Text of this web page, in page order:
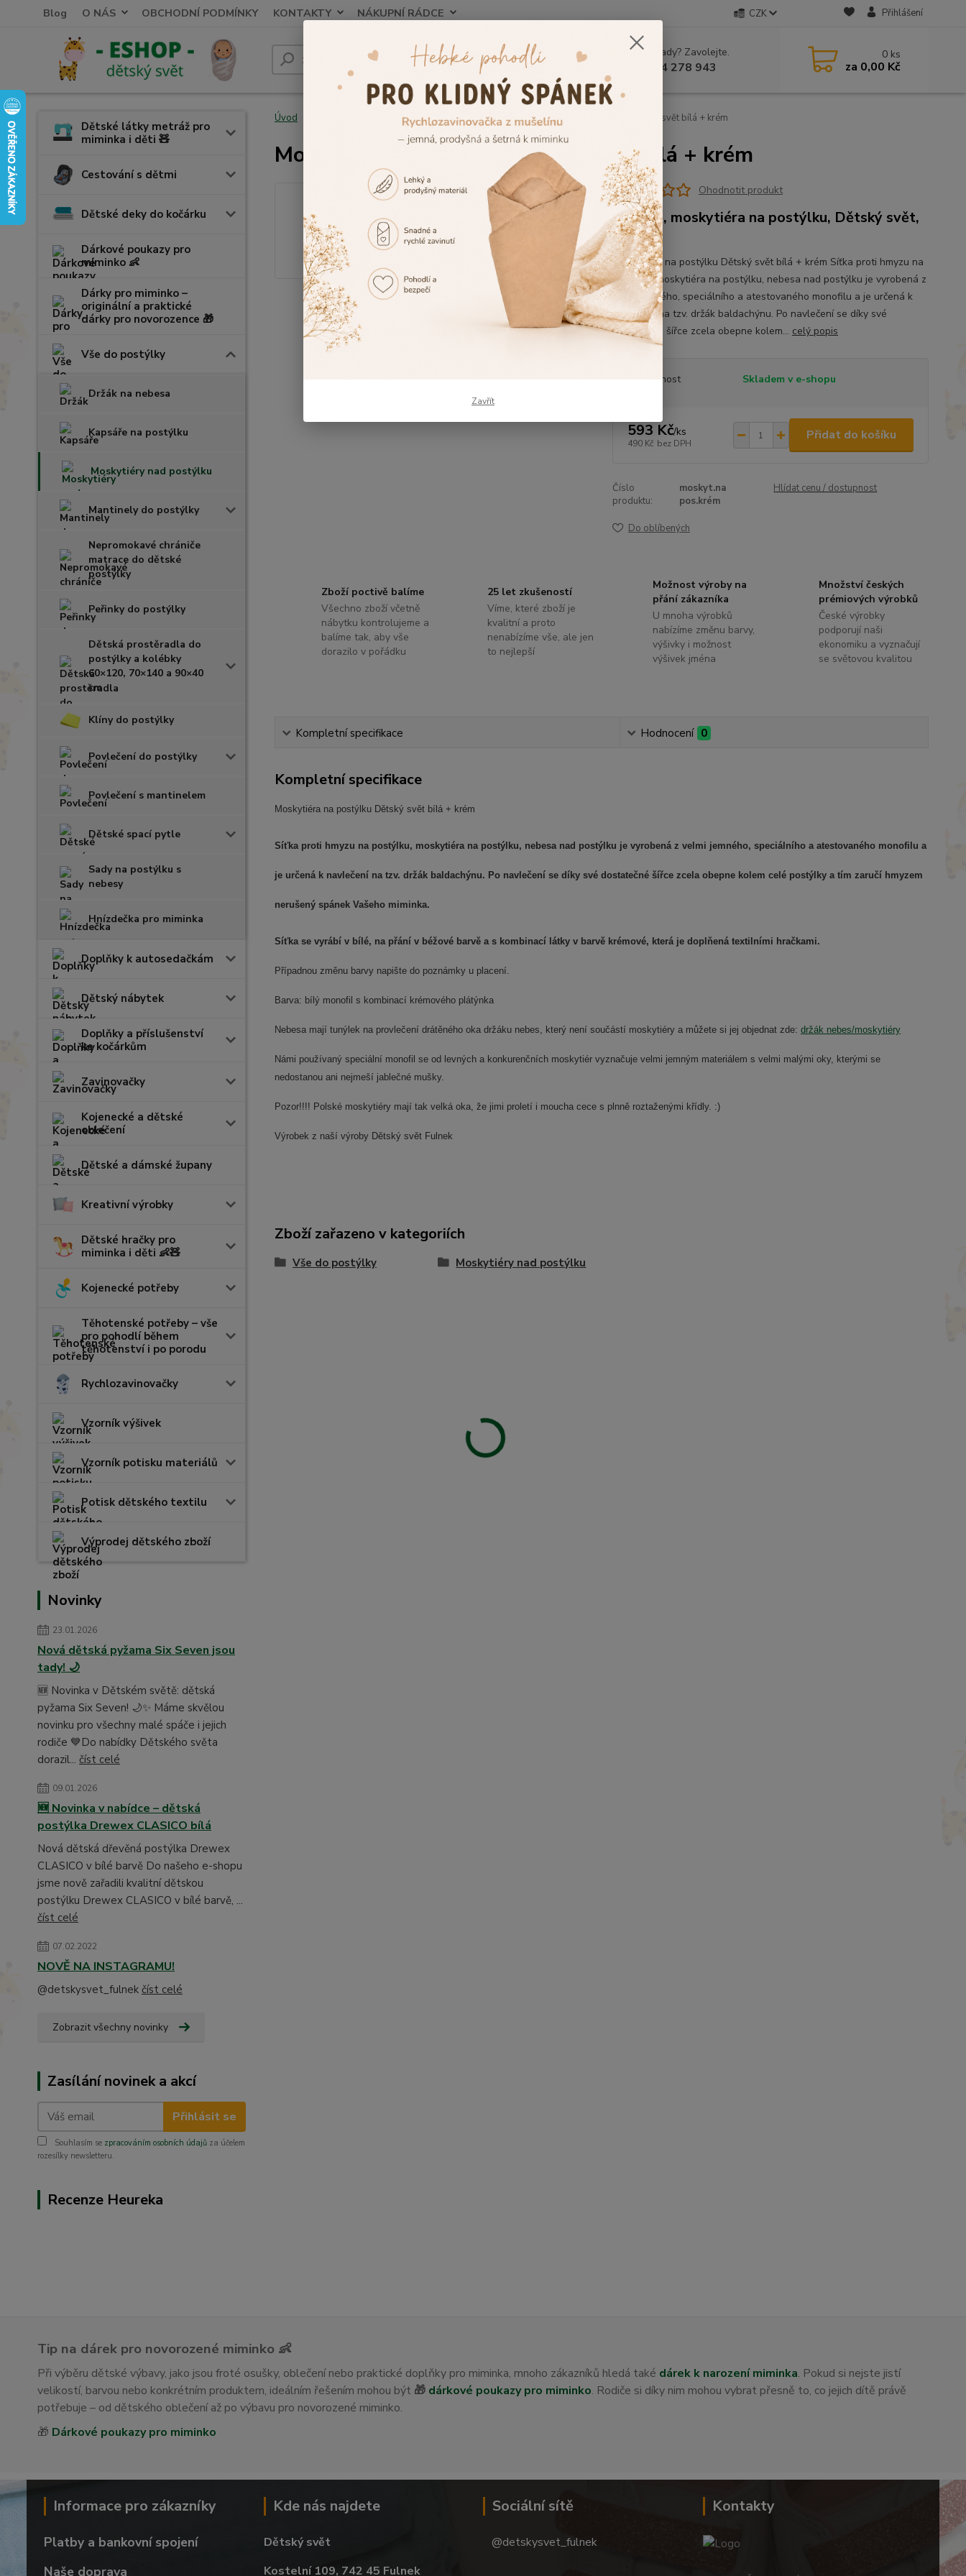
Blog O NÁS OBCHODNÍ PODMÍNKY KONTAKTY NÁKUPNÍ RÁDCE CZK Přihlášení
Hledat Nevíte si rady? Zavolejte.
+420 604 278 943
0 ks
za 0,00 Kč
Dětské látky metráž pro
miminka i děti 🧸
Cestování s dětmi
Dětské deky do kočárku
Dárkové poukazy pro
miminko 👶
Dárky pro miminko –
originální a praktické
dárky pro novorozence 🎁
Vše do postýlky
Držák na nebesa
Kapsáře na postýlku
Moskytiéry nad postýlku
Mantinely do postýlky
Nepromokavé chrániče
matrace do dětské
postýlky
Peřinky do postýlky
Dětská prostěradla do
postýlky a kolébky
60×120, 70×140 a 90×40
cm
Klíny do postýlky
Povlečení do postýlky
Povlečení s mantinelem
Dětské spací pytle
Sady na postýlku s
nebesy
Hnízdečka pro miminka
Doplňky k autosedačkám
Dětský nábytek
Doplňky a příslušenství
ke kočárkům
Zavinovačky
Kojenecké a dětské
oblečení
Dětské a dámské župany
Kreativní výrobky
Dětské hračky pro
miminka i děti 👶🧸
Kojenecké potřeby
Těhotenské potřeby – vše
pro pohodlí během
těhotenství i po porodu
Rychlozavinovačky
Vzorník výšivek
Vzorník potisku materiálů
Potisk dětského textilu
Výprodej dětského zboží
Novinky
23.01.2026
Nová dětská pyžama Six Seven jsou
tady! 🌙
🆕 Novinka v Dětském světě: dětská
pyžama Six Seven! 🌙✨ Máme skvělou
novinku pro všechny malé spáče i jejich
rodiče 💙Do nabídky Dětského světa
dorazil... číst celé
09.01.2026
🆕 Novinka v nabídce – dětská
postýlka Drewex CLASICO bílá
Nová dětská dřevěná postýlka Drewex
CLASICO v bílé barvě Do našeho e-shopu
jsme nově zařadili kvalitní dětskou
postýlku Drewex CLASICO v bílé barvě, ...
číst celé
07.02.2022
NOVĚ NA INSTAGRAMU!
@detskysvet_fulnek číst celé
Zobrazit všechny novinky
Zasílání novinek a akcí
Přihlásit se
Souhlasím se zpracováním osobních údajů za účelem
rozesílky newsletteru.
Recenze Heureka
Úvod Moskytiéry nad postýlku Moskytiéra na postýlku Dětský svět bílá + krém
Moskytiéra na postýlku Dětský svět bílá + krém
Ohodnotit produkt
Nebesa, moskytiéra na postýlku, Dětský svět,
krém
Moskytiéra na postýlku Dětský svět bílá + krém Síťka proti hmyzu na
postýlku, moskytiéra na postýlku, nebesa nad postýlku je vyrobená z
velmi jemného, speciálního a atestovaného monofilu a je určená k
navlečení na tzv. držák baldachýnu. Po navlečení se díky své
dostatečné šířce zcela obepne kolem... celý popis
Dostupnost Skladem v e-shopu
593 Kč/ks
490 Kč bez DPH
Přidat do košíku
Číslo
produktu:
moskyt.na
pos.krém
Hlídat cenu / dostupnost
Do oblíbených
Zboží poctivě balíme
Všechno zboží včetně
nábytku kontrolujeme a
balíme tak, aby vše
dorazilo v pořádku
25 let zkušeností
Víme, které zboží je
kvalitní a proto
nenabízíme vše, ale jen
to nejlepší
Možnost výroby na
přání zákazníka
U mnoha výrobků
nabízíme změnu barvy,
výšivky i možnost
výšivek jména
Množství českých
prémiových výrobků
České výrobky
podporují naši
ekonomiku a vyznačují
se světovou kvalitou
Kompletní specifikace Hodnocení 0
Kompletní specifikace
Moskytiéra na postýlku Dětský svět bílá + krém
Síťka proti hmyzu na postýlku, moskytiéra na postýlku, nebesa nad postýlku je vyrobená z velmi jemného, speciálního a atestovaného monofilu a
je určená k navlečení na tzv. držák baldachýnu. Po navlečení se díky své dostatečné šířce zcela obepne kolem celé postýlky a tím zaručí hmyzem
nerušený spánek Vašeho miminka.
Síťka se vyrábí v bílé, na přání v béžové barvě a s kombinací látky v barvě krémové, která je doplňená textilními hračkami.
Případnou změnu barvy napište do poznámky u placení.
Barva: bílý monofil s kombinací krémového plátýnka
Nebesa mají tunýlek na provlečení drátěného oka držáku nebes, který není součástí moskytiéry a můžete si jej objednat zde: držák nebes/moskytiéry
Námi používaný speciální monofil se od levných a konkurenčních moskytiér vyznačuje velmi jemným materiálem s velmi malými oky, kterými se
nedostanou ani nejmeší jablečné mušky.
Pozor!!!! Polské moskytiéry mají tak velká oka, že jimi proletí i moucha cece s plnně roztaženými křídly. :)
Výrobek z naší výroby Dětský svět Fulnek
Zboží zařazeno v kategoriích
Vše do postýlky Moskytiéry nad postýlku
Tip na dárek pro novorozené miminko 👶
Při výběru dětské výbavy, jako jsou froté osušky, oblečení nebo praktické doplňky pro miminka, mnoho zákazníků hledá také dárek k narození miminka. Pokud si nejste jistí
velikostí, barvou nebo konkrétním produktem, ideálním řešením mohou být 🎁 dárkové poukazy pro miminko. Rodiče si díky nim mohou vybrat přesně to, co jejich dítě právě
potřebuje – od dětského oblečení až po výbavu pro novorozené miminko.
🎁 Dárkové poukazy pro miminko
Informace pro zákazníky
Platby a bankovní spojení
Naše doprava
Kde nás najdete
Dětský svět
Kostelní 109, 742 45 Fulnek
Sociální sítě
@detskysvet_fulnek
Kontakty
Zavřít